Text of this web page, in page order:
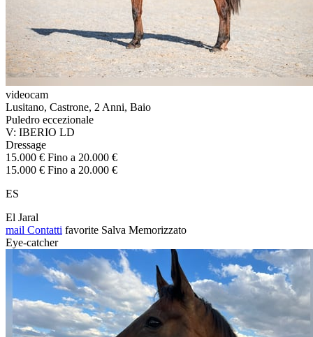
videocam
Lusitano, Castrone, 2 Anni, Baio
Puledro eccezionale
V: IBERIO LD
Dressage
15.000 € Fino a 20.000 €
15.000 € Fino a 20.000 €
ES
El Jaral
mail Contatti favorite Salva Memorizzato
Eye-catcher